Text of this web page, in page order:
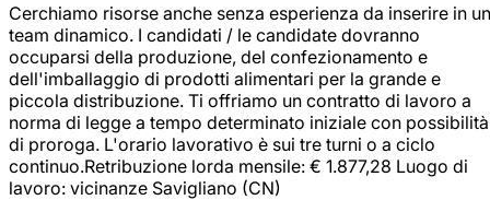
Cerchiamo risorse anche senza esperienza da inserire in un
team dinamico. I candidati / le candidate dovranno
occuparsi della produzione, del confezionamento e
dell'imballaggio di prodotti alimentari per la grande e
piccola distribuzione. Ti offriamo un contratto di lavoro a
norma di legge a tempo determinato iniziale con possibilità
di proroga. L'orario lavorativo è sui tre turni o a ciclo
continuo.Retribuzione lorda mensile: € 1.877,28 Luogo di
lavoro: vicinanze Savigliano (CN)